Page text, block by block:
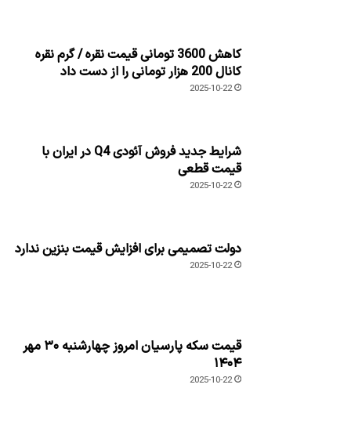
کاهش 3600 تومانی قیمت نقره / گرم نقره
کانال 200 هزار تومانی را از دست داد
2025-10-22
شرایط جدید فروش آئودی Q4 در ایران با
قیمت قطعی
2025-10-22
دولت تصمیمی برای افزایش قیمت بنزین ندارد
2025-10-22
قیمت سکه پارسیان امروز چهارشنبه ۳۰ مهر
۱۴۰۴
2025-10-22